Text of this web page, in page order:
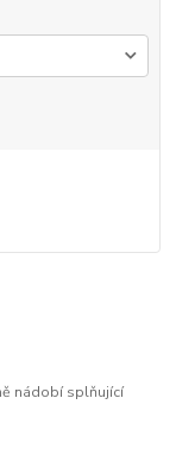
nádobí splňující